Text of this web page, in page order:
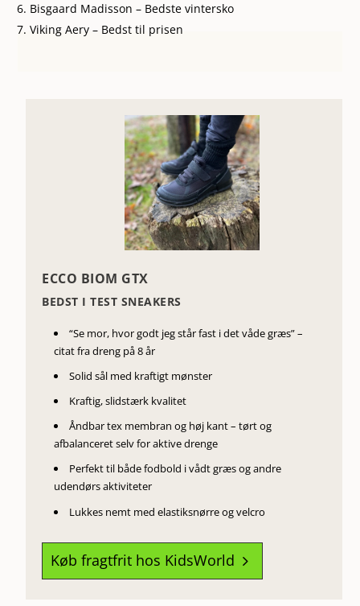
Bisgaard Madisson – Bedste vintersko
Viking Aery – Bedst til prisen
ECCO BIOM GTX
BEDST I TEST SNEAKERS
“Se mor, hvor godt jeg står fast i det våde græs” –
citat fra dreng på 8 år
Solid sål med kraftigt mønster
Kraftig, slidstærk kvalitet
Åndbar tex membran og høj kant – tørt og
afbalanceret selv for aktive drenge
Perfekt til både fodbold i vådt græs og andre
udendørs aktiviteter
Lukkes nemt med elastiksnørre og velcro
Køb fragtfrit hos KidsWorld 5